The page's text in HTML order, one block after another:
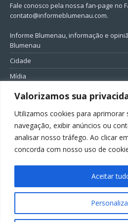
Valorizamos sua
Utilizamos cookies para aprimorar
navegação, exibir anúncios ou
analisar nosso tráfego. Ao clicar
concorda com nosso uso de
Aceitar
Fale conosco pela nossa fan-page no
contato@informeblumenau.com.
Informe Blumenau, informação e
Blumenau
Cidade
Mídia
Entretenimento
Política
FIQUE CONECTADO